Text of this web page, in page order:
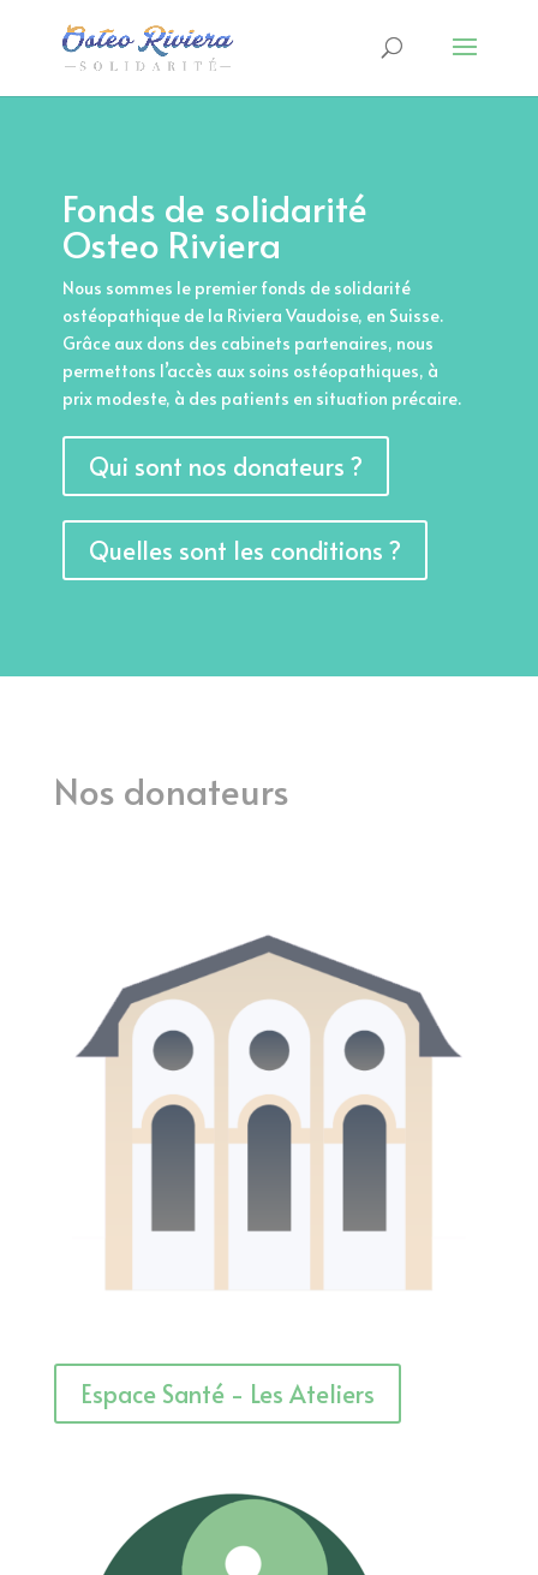
Fonds de solidarité
Osteo Riviera
Nous sommes le premier fonds de solidarité
ostéopathique de la Riviera Vaudoise, en Suisse.
Grâce aux dons des cabinets partenaires, nous
permettons l’accès aux soins ostéopathiques, à
prix modeste, à des patients en situation précaire.
Qui sont nos donateurs ?
Quelles sont les conditions ?
Nos donateurs
Espace Santé - Les Ateliers